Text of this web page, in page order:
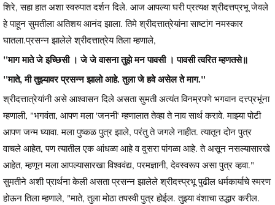
शिरे, सहा हात अशा स्वरुपात दर्शन दिले. आज आपल्या घरी प्रत्यक्ष श्रीदत्तप्रभू जेवले
हे पाहून सुमतीला अतिशय आनंद झाला. तिमे श्रीदत्तात्रेयांना साष्टांग नमस्कार
घातला.प्रसन्न झालेले श्रीदत्तात्रेय तिला म्हणाले,
"माग माते जे इच्छिसी । जे जे वासना तुझे मन पावसी । पावसी त्वरित म्हणतसे॥
"माते, मी तुझ्यावर प्रसन्न झालो आहे. तुला जे हवे असेल ते माग."
श्रीदत्तात्रेयांनी असे आश्वासन दिले असता सुमती अत्यंत विनम्रपणे भगवान दत्त्प्रभूंना
म्हणाली, "भगवंता, आपण मला 'जननी' म्हणालात तेव्हा ते नाव सार्थ करावे. माझ्या पोटी
आपण जन्म घ्यावा. मला पुष्कळ पुत्र झाले, परंतु ते जगले नाहीत. त्यातून दोन पुत्र
वाचले आहेत, पण त्यातील एक आंधळा आहे व दुसरा पांगळा आहे. ते असून नसल्यासारखे
आहेत, म्हणून मला आपल्यासारखा विश्ववंद्य, परमज्ञानी, देवस्वरूप असा पुत्र व्हवा."
सुमतीने अशी प्रार्थना केली असता प्रसन्न झालेले श्रीदत्त्प्रभू पुढील धर्मकार्याचे स्मरण
होऊन तिला म्हणाले, "माते, तुला मोठा तपस्वी पुत्र होईल. तुझ्या वंशाचा उद्धार करील.